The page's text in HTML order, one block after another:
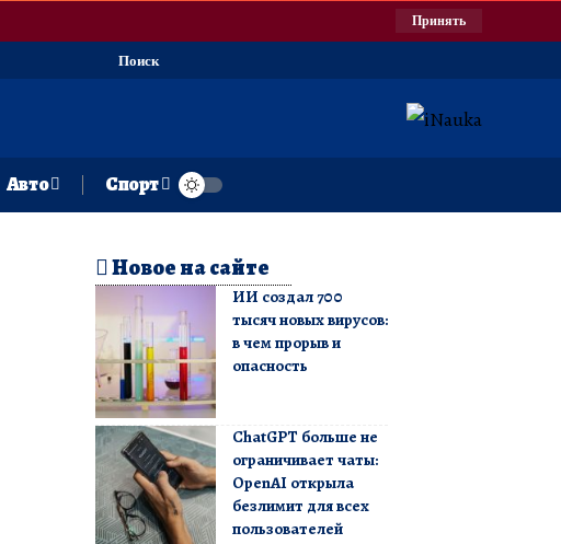
Принять
Поиск
Авто Спорт
Новое на сайте
ИИ создал 700
тысяч новых вирусов:
в чем прорыв и
опасность
ChatGPT больше не
ограничивает чаты:
OpenAI открыла
безлимит для всех
пользователей